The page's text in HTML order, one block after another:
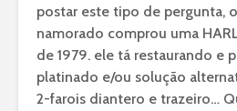
postar este tipo de pergunta,
namorado comprou uma
de 1979. ele tá restaurando e
platinado e/ou solução
2-farois diantero e trazeiro…